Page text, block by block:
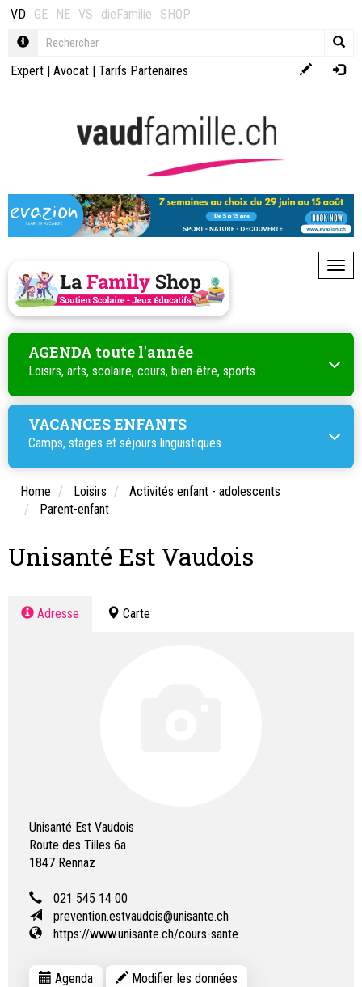
VD GE NE VS dieFamilie SHOP
Expert | Avocat | Tarifs Partenaires
AGENDA toute l'année
Loisirs, arts, scolaire, cours, bien-être, sports...
VACANCES ENFANTS
Camps, stages et séjours linguistiques
Home Loisirs
Activités enfant - adolescents
Parent-enfant
Unisanté Est Vaudois
Adresse Carte
Unisanté Est Vaudois
Route des Tilles 6a
1847 Rennaz
021 545 14 00
prevention.estvaudois@unisante.ch
https://www.unisante.ch/cours-sante
Agenda Modifier les données